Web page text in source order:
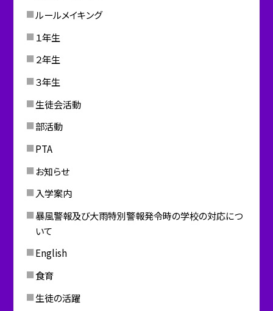
ルールメイキング
１年生
２年生
３年生
生徒会活動
部活動
PTA
お知らせ
入学案内
暴風警報及び大雨特別警報発令時の学校の対応につ
いて
English
食育
生徒の活躍